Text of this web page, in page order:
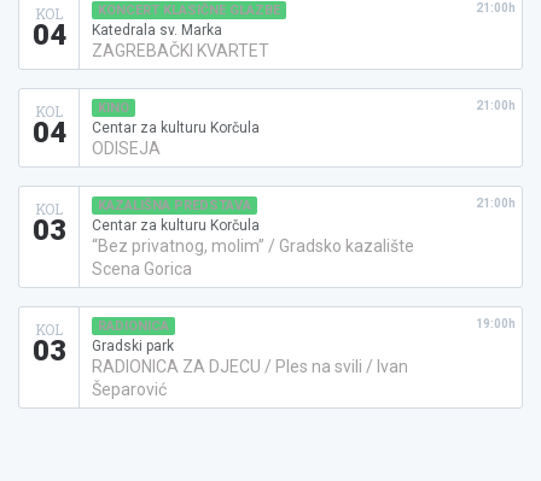
KOL
04
KONCERT KLASIČNE GLAZBE
Katedrala sv. Marka
ZAGREBAČKI KVARTET
21:00h
KOL
04
KINO
Centar za kulturu Korčula
ODISEJA
21:00h
KOL
03
KAZALIŠNA PREDSTAVA
Centar za kulturu Korčula
“Bez privatnog, molim” / Gradsko kazalište
Scena Gorica
21:00h
KOL
03
RADIONICA
Gradski park
RADIONICA ZA DJECU / Ples na svili / Ivan
Šeparović
19:00h